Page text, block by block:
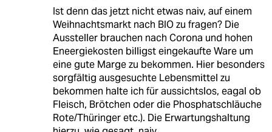
Ist denn das jetzt nicht etwas naiv, auf einem
Weihnachtsmarkt nach BIO zu fragen? Die
Aussteller brauchen nach Corona und hohen
Eneergiekosten billigst eingekaufte Ware um
eine gute Marge zu bekommen. Hier besonders
sorgfältig ausgesuchte Lebensmittel zu
bekommen halte ich für aussichtslos, eagal ob
Fleisch, Brötchen oder die Phosphatschläuche
Rote/Thüringer etc.). Die Erwartungshaltung